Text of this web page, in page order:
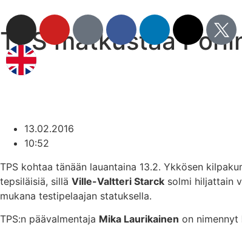
TPS matkustaa
13.02.2016
10:52
TPS kohtaa tänään lauantaina 13.2. Ykkösen
tepsiläisiä, sillä Ville-Valtteri Starck solmi hiljattain
mukana testipelaajan statuksella.
TPS:n päävalmentaja Mika Laurikainen on nimennyt